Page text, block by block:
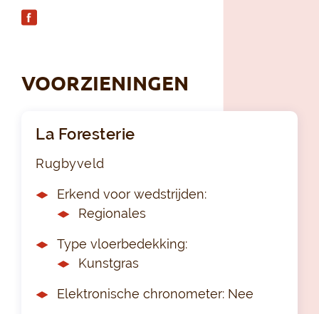
VOORZIENINGEN
La Foresterie
Rugbyveld
Erkend voor wedstrijden:
Regionales
Type vloerbedekking:
Kunstgras
Elektronische chronometer: Nee